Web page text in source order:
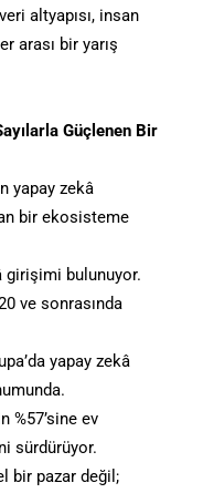
altyapısı, insan
arası bir yarış
Güçlenen Bir
yapay zekâ
bir ekosisteme
girişimi bulunuyor.
ve sonrasında
yapay zekâ
%57’sine ev
sürdürüyor.
bir pazar değil;